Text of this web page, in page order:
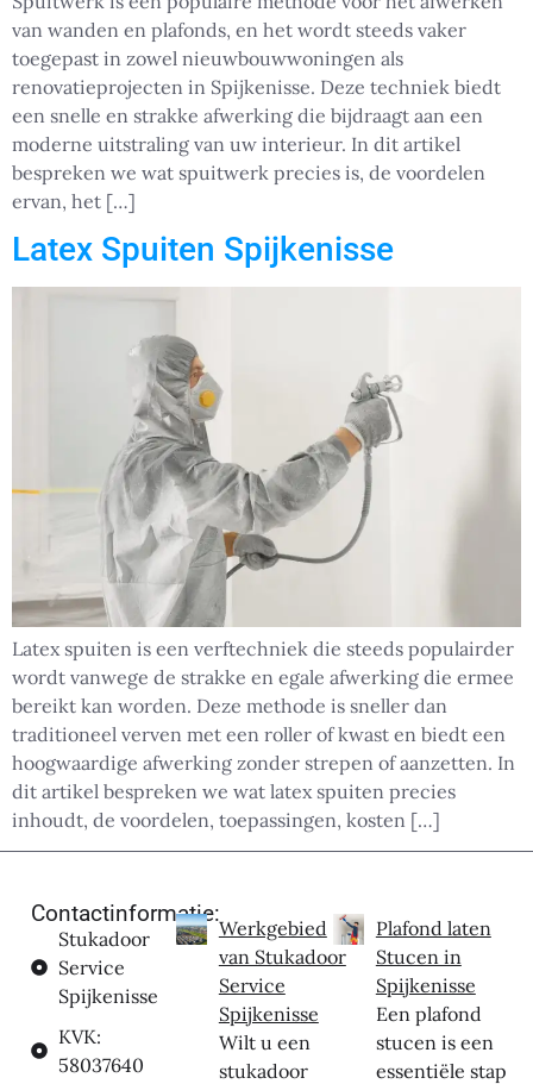
van wanden en plafonds, en het wordt steeds vaker
toegepast in zowel nieuwbouwwoningen als
renovatieprojecten in Spijkenisse. Deze techniek biedt
een snelle en strakke afwerking die bijdraagt aan een
moderne uitstraling van uw interieur. In dit artikel
bespreken we wat spuitwerk precies is, de voordelen
ervan, het […]
Latex Spuiten Spijkenisse
Latex spuiten is een verftechniek die steeds populairder
wordt vanwege de strakke en egale afwerking die ermee
bereikt kan worden. Deze methode is sneller dan
traditioneel verven met een roller of kwast en biedt een
hoogwaardige afwerking zonder strepen of aanzetten. In
dit artikel bespreken we wat latex spuiten precies
inhoudt, de voordelen, toepassingen, kosten […]
Contactinformatie:
Stukadoor
Service
Spijkenisse
KVK:
58037640
Werkgebied
van Stukadoor
Service
Spijkenisse
Wilt u een
stukadoor
Plafond laten
Stucen in
Spijkenisse
Een plafond
stucen is een
essentiële stap